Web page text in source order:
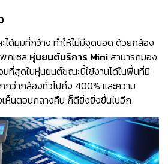
ได้มุมที่กว้าง ทำให้ไม่มีจุดบอด ด้วยกล้อง
กเซล หุ่นยนต์บริการ Miniสามารถมอง
นที่สุดในหุ่นยนต์ขณะนี้ใช้งานได้ในพื้นที่มี
กว่ากล้องทั่วไปถึง 400% และความ
เห็นตอนกลางคืน ก็ดียิ่งยิ่งขึ้นไปอีก